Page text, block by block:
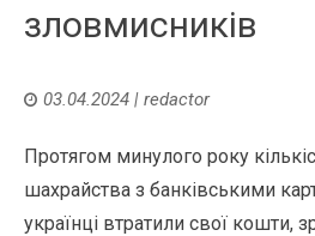
зловмисників
03.04.2024 | redactor
Протягом минулого року
шахрайства з банківськими
українці втратили свої кошти,